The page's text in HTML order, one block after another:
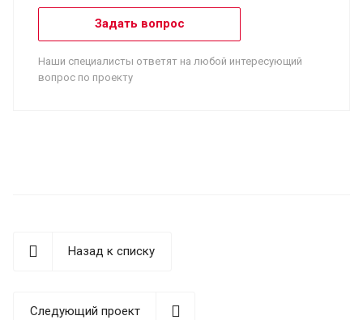
Задать вопрос
Наши специалисты ответят на любой интересующий
вопрос по проекту
Назад к списку
Следующий проект